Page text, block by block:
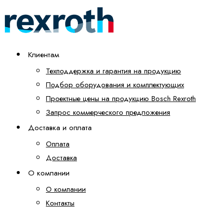
Клиентам
Техподдержка и гарантия на продукцию
Подбор оборудования и комплектующих
Проектные цены на продукцию Bosch Rexroth
Запрос коммерческого предложения
Доставка и оплата
Оплата
Доставка
О компании
О компании
Контакты